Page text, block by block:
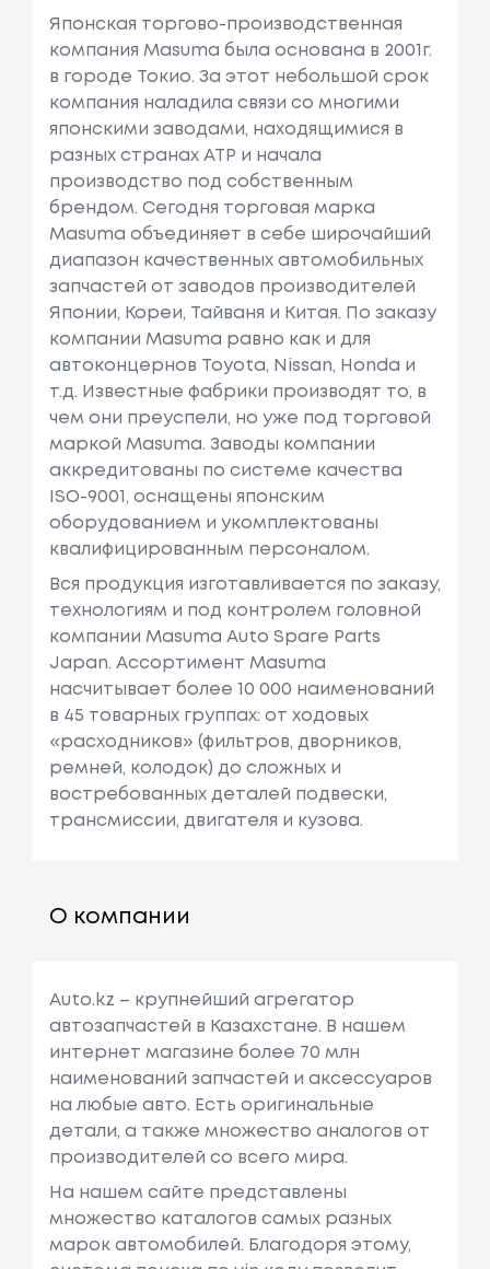
Японская торгово-производственная
компания Masuma была основана в 2001г.
в городе Токио. За этот небольшой срок
компания наладила связи со многими
японскими заводами, находящимися в
разных странах АТР и начала
производство под собственным
брендом. Сегодня торговая марка
Masuma объединяет в себе широчайший
диапазон качественных автомобильных
запчастей от заводов производителей
Японии, Кореи, Тайваня и Китая. По заказу
компании Masuma равно как и для
автоконцернов Toyota, Nissan, Honda и
т.д. Известные фабрики производят то, в
чем они преуспели, но уже под торговой
маркой Masuma. Заводы компании
аккредитованы по системе качества
ISO-9001, оснащены японским
оборудованием и укомплектованы
квалифицированным персоналом.
Вся продукция изготавливается по заказу,
технологиям и под контролем головной
компании Masuma Auto Spare Parts
Japan. Ассортимент Masuma
насчитывает более 10 000 наименований
в 45 товарных группах: от ходовых
«расходников» (фильтров, дворников,
ремней, колодок) до сложных и
востребованных деталей подвески,
трансмиссии, двигателя и кузова.
О компании
Auto.kz – крупнейший агрегатор
автозапчастей в Казахстане. В нашем
интернет магазине более 70 млн
наименований запчастей и аксессуаров
на любые авто. Есть оригинальные
детали, а также множество аналогов от
производителей со всего мира.
На нашем сайте представлены
множество каталогов самых разных
марок автомобилей. Благодоря этому,